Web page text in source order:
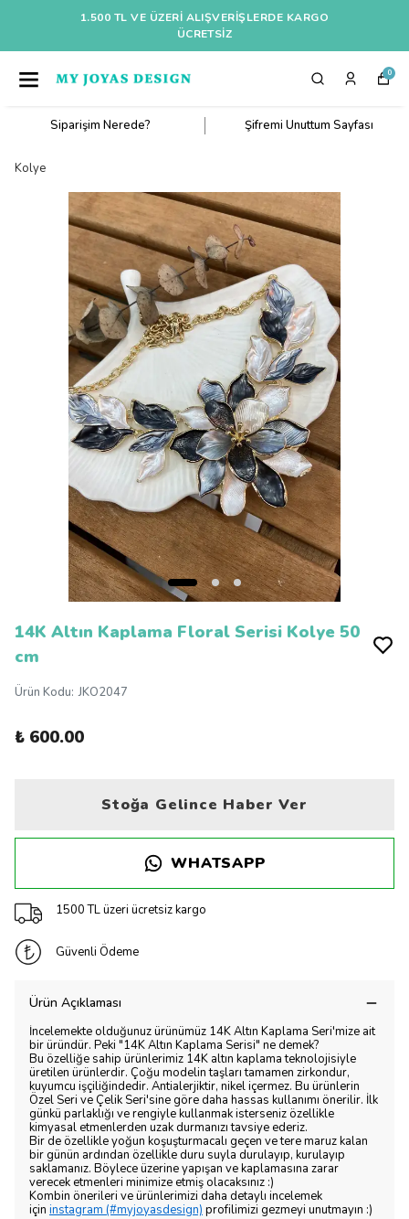
1.500 TL VE ÜZERI ALIŞVERIŞLERDE KARGO
ÜCRETSİZ
0
Siparişim Nerede? Şifremi Unuttum Sayfası
Kolye
14K Altın Kaplama Floral Serisi Kolye 50
cm
Ürün Kodu: JKO2047
₺ 600.00
Stoğa Gelince Haber Ver
WHATSAPP
1500 TL üzeri ücretsiz kargo
Güvenli Ödeme
Ürün Açıklaması
İncelemekte olduğunuz ürünümüz 14K Altın Kaplama Seri'mize ait
bir üründür. Peki "14K Altın Kaplama Serisi" ne demek?
Bu özelliğe sahip ürünlerimiz 14K altın kaplama teknolojisiyle
üretilen ürünlerdir. Çoğu modelin taşları tamamen zirkondur,
kuyumcu işçiliğindedir. Antialerjiktir, nikel içermez. Bu ürünlerin
Özel Seri ve Çelik Seri'sine göre daha hassas kullanımı önerilir. İlk
günkü parlaklığı ve rengiyle kullanmak isterseniz özellikle
kimyasal etmenlerden uzak durmanızı tavsiye ederiz.
Bir de özellikle yoğun koşuşturmacalı geçen ve tere maruz kalan
bir günün ardından özellikle duru suyla durulayıp, kurulayıp
saklamanız. Böylece üzerine yapışan ve kaplamasına zarar
verecek etmenleri minimize etmiş olacaksınız :)
Kombin önerileri ve ürünlerimizi daha detaylı incelemek
için instagram (#myjoyasdesign) profilimizi gezmeyi unutmayın :)